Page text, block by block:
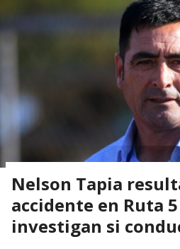
Nelson Tapia
accidente en Ruta
investigan si